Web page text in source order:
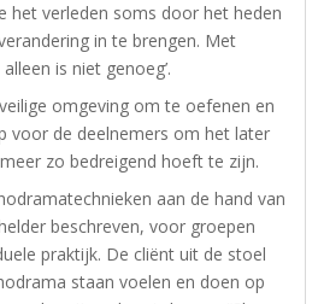
het verleden soms door het heden
in te brengen. Met
is niet genoeg’.
omgeving om te oefenen en
voor de deelnemers om het later
zo bedreigend hoeft te zijn.
aan de hand van
beschreven, voor groepen
praktijk. De cliënt uit de stoel
staan voelen en doen op